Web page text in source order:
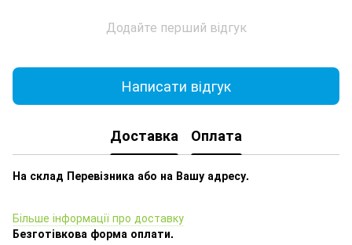
Додайте перший відгук
Написати відгук
Доставка Оплата
На склад Перевізника або на Вашу адресу.
Більше інформації про доставку
Безготівкова форма оплати.